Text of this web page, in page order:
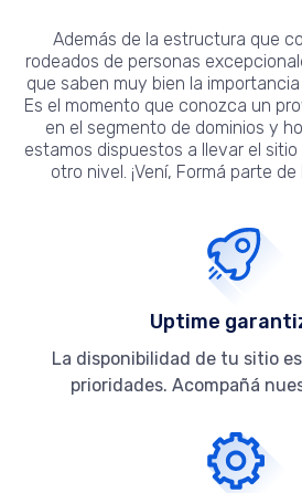
Además de la estructura que
rodeados de personas
que saben muy bien la
Es el momento que conozca un
en el segmento de dominios y
estamos dispuestos a llevar el
otro nivel. ¡Vení, Formá parte
Uptime
La disponibilidad de tu sitio
prioridades. Acompañá